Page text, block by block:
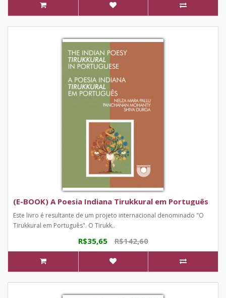
(E-BOOK) A Poesia Indiana Tirukkural em Português
Este livro é resultante de um projeto internacional denominado "O
Tirukkural em Português". O Tirukk..
R$35,65 R$142,60